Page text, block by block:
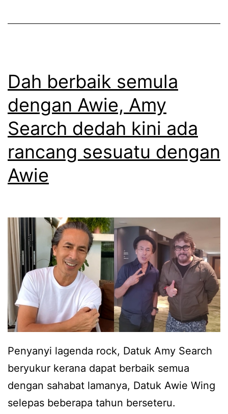
k
n
a
h
h
a
l
n
m
i
n
t
M
e
r
a
p
a
4
u
n
d
a
l
a
m
a
Dah berbaik semula
dengan Awie, Amy
Search dedah kini ada
rancang sesuatu dengan
Awie
Penyanyi lagenda rock, Datuk Amy Search
beryukur kerana dapat berbaik semua
dengan sahabat lamanya, Datuk Awie Wing
selepas beberapa tahun berseteru.